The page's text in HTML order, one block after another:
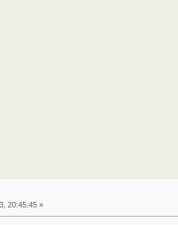
20:45:45 »